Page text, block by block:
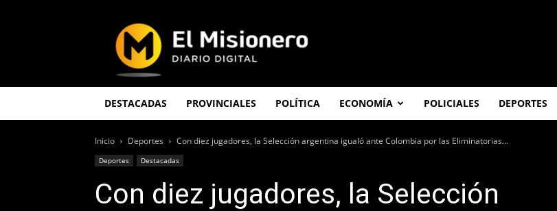
Misionero
DESTACADAS PROVINCIALES POLÍTICA ECONOMÍA POLICIALES DEPORTES
Inicio Deportes Con diez jugadores, la Selección argentina igualó ante Colombia por las Eliminatorias...
Deportes Destacadas
Con diez jugadores, la Selección